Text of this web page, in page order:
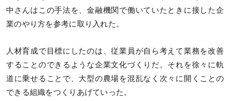
中さんはこの手法を、金融機関で働いていたときに接した企
業のやり方を参考に取り入れた。
人材育成で目標にしたのは、従業員が自ら考えて業務を改善
することのできるような企業文化づくりだ。それを徐々に軌
道に乗せることで、大型の農場を混乱なく次々に開くことの
できる組織をつくりあげていった。